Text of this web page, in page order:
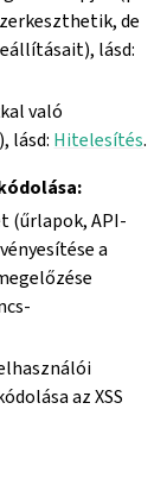
de
lásd:
való
lásd: Hitelesítés.
(űrlapok, API-
a
az XSS